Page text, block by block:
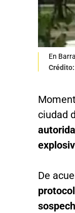
En
ciudad
De